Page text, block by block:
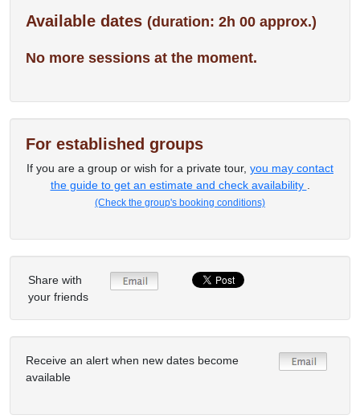
Available dates (duration: 2h 00 approx.)
No more sessions at the moment.
For established groups
If you are a group or wish for a private tour, you may contact
the guide to get an estimate and check availability
(Check the group's booking conditions)
Share with
your friends
Receive an alert when new dates become
available